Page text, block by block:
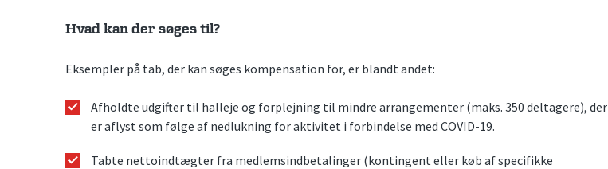
Hvad kan der søges til?
Eksempler på tab, der kan søges kompensation for, er blandt andet:
Afholdte udgifter til halleje og forplejning til mindre arrangementer (maks. 350 deltagere), der
er aflyst som følge af nedlukning for aktivitet i forbindelse med COVID-19.
Tabte nettoindtægter fra medlemsindbetalinger (kontingent eller køb af specifikke